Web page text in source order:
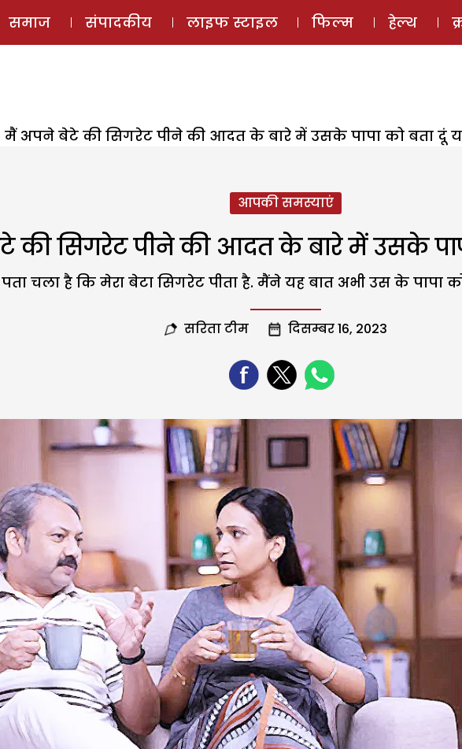
ई-मैगज़ीन
समाज संपादकीय लाइफ स्टाइल फिल्म हेल्थ
मैं अपने बेटे की सिगरेट पीने की आदत के बारे में उसके पापा को बता दूं
आपकी समस्याएं
सिगरेट पीने की आदत के बारे में उसके
चला है कि मेरा बेटा सिगरेट पीता है. मैंने यह बात अभी उस के पापा को
सरिता टीम दिसम्बर 16, 2023